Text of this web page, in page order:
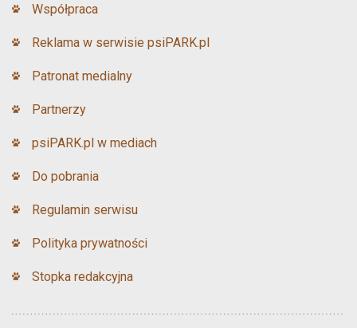
Współpraca
Reklama w serwisie psiPARK.pl
Patronat medialny
Partnerzy
psiPARK.pl w mediach
Do pobrania
Regulamin serwisu
Polityka prywatności
Stopka redakcyjna